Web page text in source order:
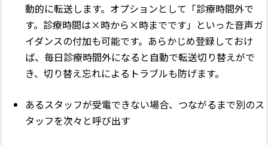
動的に転送します。オプションとして「診療時間外で
す。診療時間は×時から×時までです」といった音声ガ
イダンスの付加も可能です。あらかじめ登録しておけ
ば、毎日診療時間外になると自動で転送切り替えがで
き、切り替え忘れによるトラブルも防げます。
あるスタッフが受電できない場合、つながるまで別のス
タッフを次々と呼び出す